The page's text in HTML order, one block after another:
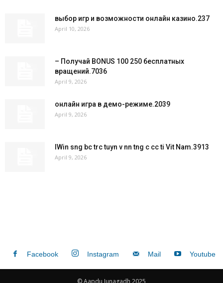
выбор игр и возможности онлайн казино.237
April 10, 2026
– Получай BONUS 100 250 бесплатных
вращений.7036
April 9, 2026
онлайн игра в демо-режиме.2039
April 9, 2026
IWin sng bc trc tuyn v nn tng c cc ti Vit Nam.3913
April 9, 2026
Facebook Instagram Mail Youtube
© Aapdu Junagadh 2025